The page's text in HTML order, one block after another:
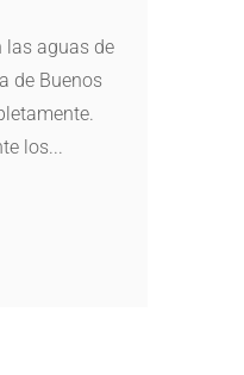
las aguas de
de Buenos
los...